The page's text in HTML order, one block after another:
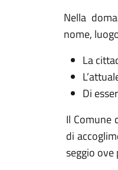
Nella
nome,
La
Di
Il Comune
di
seggio